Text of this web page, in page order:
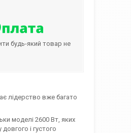
будь-який товар не
лідерство вже багато
моделі 2600 Вт, яких
і густого